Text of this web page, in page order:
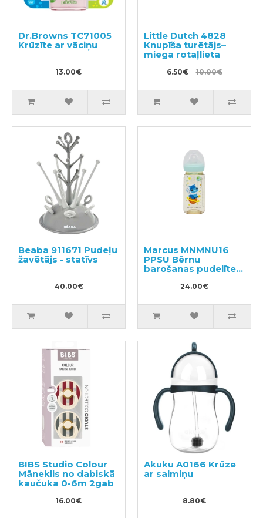
Dr.Browns TC71005
Krūzīte ar vāciņu
13.00€
Little Dutch 4828
Knupīša turētājs–
miega rotaļlieta
6.50€ 10.00€
Beaba 911671 Pudeļu
žavētājs - statīvs
40.00€
Marcus MNMNU16
PPSU Bērnu
barošanas pudelīte
24.00€
BIBS Studio Colour
Māneklis no dabiskā
kaučuka 0-6m 2gab
16.00€
Akuku A0166 Krūze
ar salmiņu
8.80€